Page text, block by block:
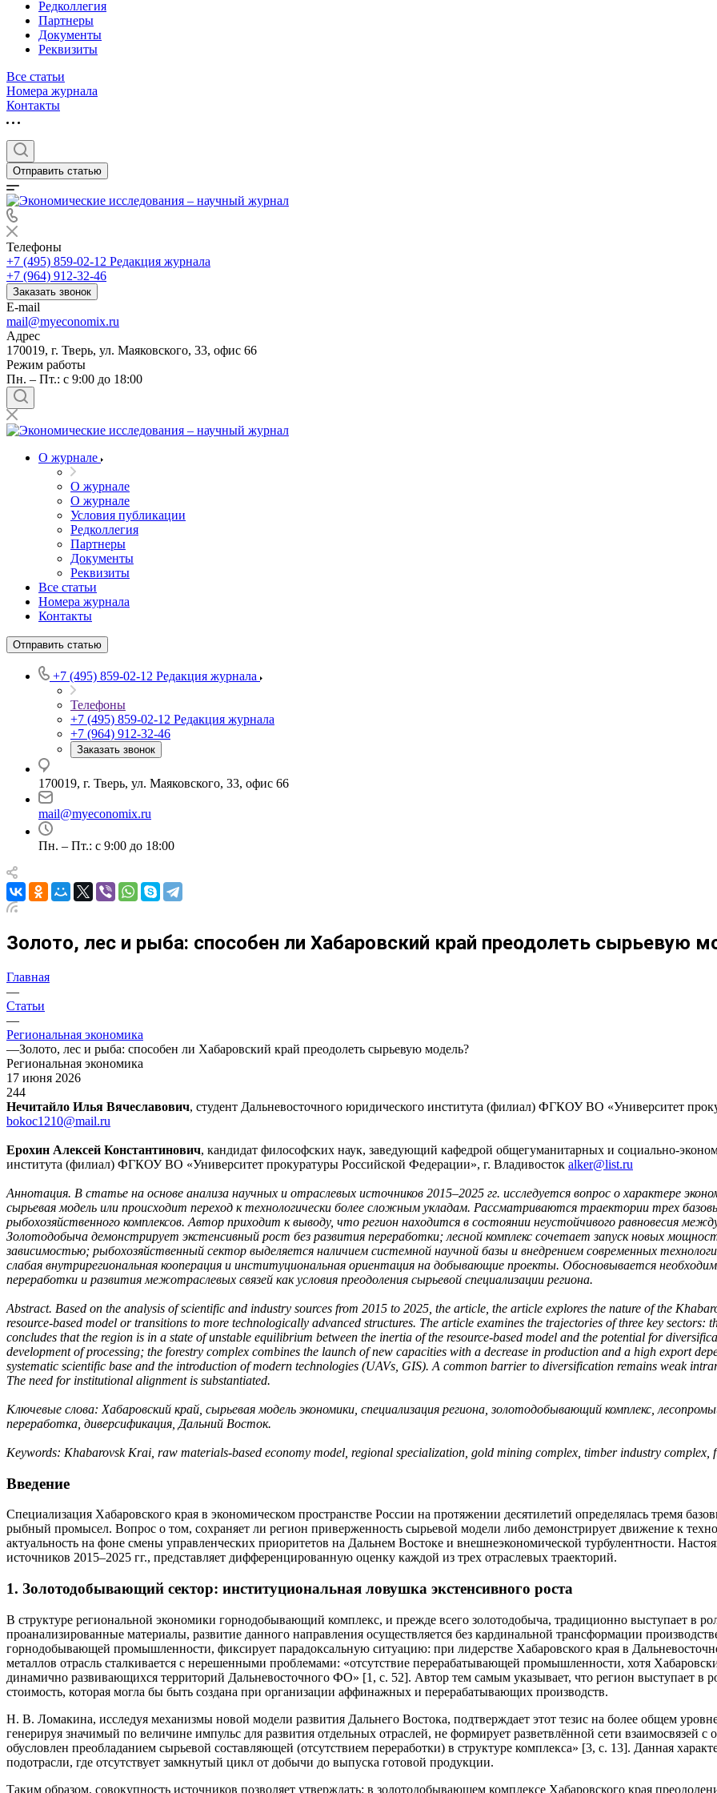
Редколлегия
Партнеры
Документы
Реквизиты
Все статьи
Номера журнала
Контакты
Отправить статью
Телефоны
+7 (495) 859-02-12 Редакция журнала
+7 (964) 912-32-46
Заказать звонок
E-mail
mail@myeconomix.ru
Адрес
170019, г. Тверь, ул. Маяковского, 33, офис 66
Режим работы
Пн. – Пт.: с 9:00 до 18:00
О журнале
О журнале
О журнале
Условия публикации
Редколлегия
Партнеры
Документы
Реквизиты
Все статьи
Номера журнала
Контакты
Отправить статью
+7 (495) 859-02-12 Редакция журнала
Телефоны
+7 (495) 859-02-12 Редакция журнала
+7 (964) 912-32-46
Заказать звонок
170019, г. Тверь, ул. Маяковского, 33, офис 66
mail@myeconomix.ru
Пн. – Пт.: с 9:00 до 18:00
Золото, лес и рыба: способен ли Хабаровский край преодолеть сырьевую
Главная
—
Статьи
—
Региональная экономика
—Золото, лес и рыба: способен ли Хабаровский край преодолеть сырьевую модель?
Региональная экономика
17 июня 2026
244
Нечитайло Илья Вячеславович, студент Дальневосточного юридического института (филиал) ФГКОУ ВО «Университет
bokoc1210@mail.ru
Ерохин Алексей Константинович, кандидат философских наук, заведующий кафедрой общегуманитарных и социально-
института (филиал) ФГКОУ ВО «Университет прокуратуры Российской Федерации», г. Владивосток alker@list.ru
Аннотация. В статье на основе анализа научных и отраслевых источников 2015–2025 гг. исследуется вопрос о характере
сырьевая модель или происходит переход к технологически более сложным укладам. Рассматриваются траектории трех
рыбохозяйственного комплексов. Автор приходит к выводу, что регион находится в состоянии неустойчивого равновесия
Золотодобыча демонстрирует экстенсивный рост без развития переработки; лесной комплекс сочетает запуск новых
зависимостью; рыбохозяйственный сектор выделяется наличием системной научной базы и внедрением современных
слабая внутрирегиональная кооперация и институциональная ориентация на добывающие проекты. Обосновывается
переработки и развития межотраслевых связей как условия преодоления сырьевой специализации региона.
Abstract. Based on the analysis of scientific and industry sources from 2015 to 2025, the article, the article explores the nature of the
resource-based model or transitions to more technologically advanced structures. The article examines the trajectories of three key
concludes that the region is in a state of unstable equilibrium between the inertia of the resource-based model and the potential for
development of processing; the forestry complex combines the launch of new capacities with a decrease in production and a high export
systematic scientific base and the introduction of modern technologies (UAVs, GIS). A common barrier to diversification remains weak
The need for institutional alignment is substantiated.
Ключевые слова: Хабаровский край, сырьевая модель экономики, специализация региона, золотодобывающий комплекс,
переработка, диверсификация, Дальний Восток.
Keywords: Khabarovsk Krai, raw materials-based economy model, regional specialization, gold mining complex, timber industry complex,
Введение
Специализация Хабаровского края в экономическом пространстве России на протяжении десятилетий определялась тремя
рыбный промысел. Вопрос о том, сохраняет ли регион приверженность сырьевой модели либо демонстрирует движение к
актуальность на фоне смены управленческих приоритетов на Дальнем Востоке и внешнеэкономической турбулентности.
источников 2015–2025 гг., представляет дифференцированную оценку каждой из трех отраслевых траекторий.
1. Золотодобывающий сектор: институциональная ловушка экстенсивного роста
В структуре региональной экономики горнодобывающий комплекс, и прежде всего золотодобыча, традиционно выступает в
проанализированные материалы, развитие данного направления осуществляется без кардинальной трансформации
горнодобывающей промышленности, фиксирует парадоксальную ситуацию: при лидерстве Хабаровского края в
металлов отрасль сталкивается с нерешенными проблемами: «отсутствие перерабатывающей промышленности, хотя
динамично развивающихся территорий Дальневосточного ФО» [1, с. 52]. Автор тем самым указывает, что регион выступает в
стоимость, которая могла бы быть создана при организации аффинажных и перерабатывающих производств.
Н. В. Ломакина, исследуя механизмы новой модели развития Дальнего Востока, подтверждает этот тезис на более общем
генерируя значимый по величине импульс для развития отдельных отраслей, не формирует разветвлённой сети взаимосвязей с
обусловлен преобладанием сырьевой составляющей (отсутствием переработки) в структуре комплекса» [3, с. 13]. Данная
подотрасли, где отсутствует замкнутый цикл от добычи до выпуска готовой продукции.
Таким образом, совокупность источников позволяет утверждать: в золотодобывающем комплексе Хабаровского края